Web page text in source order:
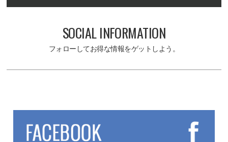
SOCIAL INFORMATION
フォローしてお得な情報をゲットしよう。